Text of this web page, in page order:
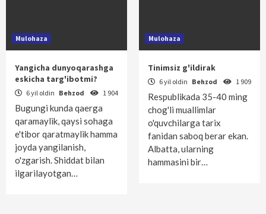
Mulohaza
Yangicha dunyoqarashga
eskicha targ'ibotmi?
6 yil oldin Behzod 1 904
Bugungi kunda qaerga
qaramaylik, qaysi sohaga
e'tibor qaratmaylik hamma
joyda yangilanish,
o'zgarish. Shiddat bilan
ilgarilayotgan…
Mulohaza
Tinimsiz g'ildirak
6 yil oldin Behzod 1 909
Respublikada 35-40 ming
chog'li muallimlar
o'quvchilarga tarix
fanidan saboq berar ekan.
Albatta, ularning
hammasini bir…